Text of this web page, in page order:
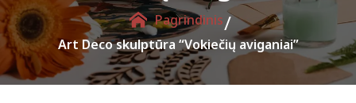
Pagrindinis/
Art Deco skulptūra “Vokiečių aviganiai”